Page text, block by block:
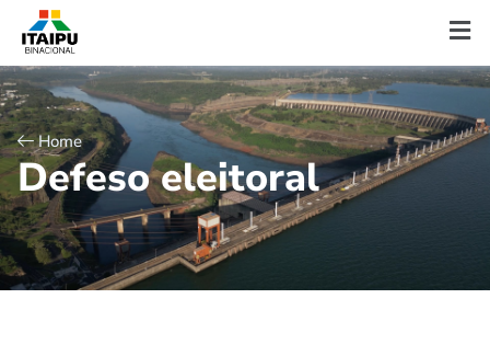
Home
Defeso eleitoral